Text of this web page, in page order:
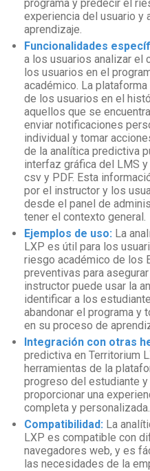
programa y predecir el
experiencia del usuario y
aprendizaje.
Funcionalidades
a los usuarios analizar el
los usuarios en el
académico. La
de los usuarios en el
aquellos que se
enviar notificaciones
individual y tomar
de la analítica predictiva
interfaz gráfica del LMS
csv y PDF. Esta
por el instructor y los
desde el panel de
tener el contexto general.
Ejemplos de uso: La
LXP es útil para los
riesgo académico de los
preventivas para
instructor puede usar la
identificar a los
abandonar el programa y
en su proceso de
Integración con otras
predictiva en Territorium
herramientas de la
progreso del estudiante
proporcionar una
completa y personalizada.
Compatibilidad: La
LXP es compatible con
navegadores web, y es
las necesidades de la